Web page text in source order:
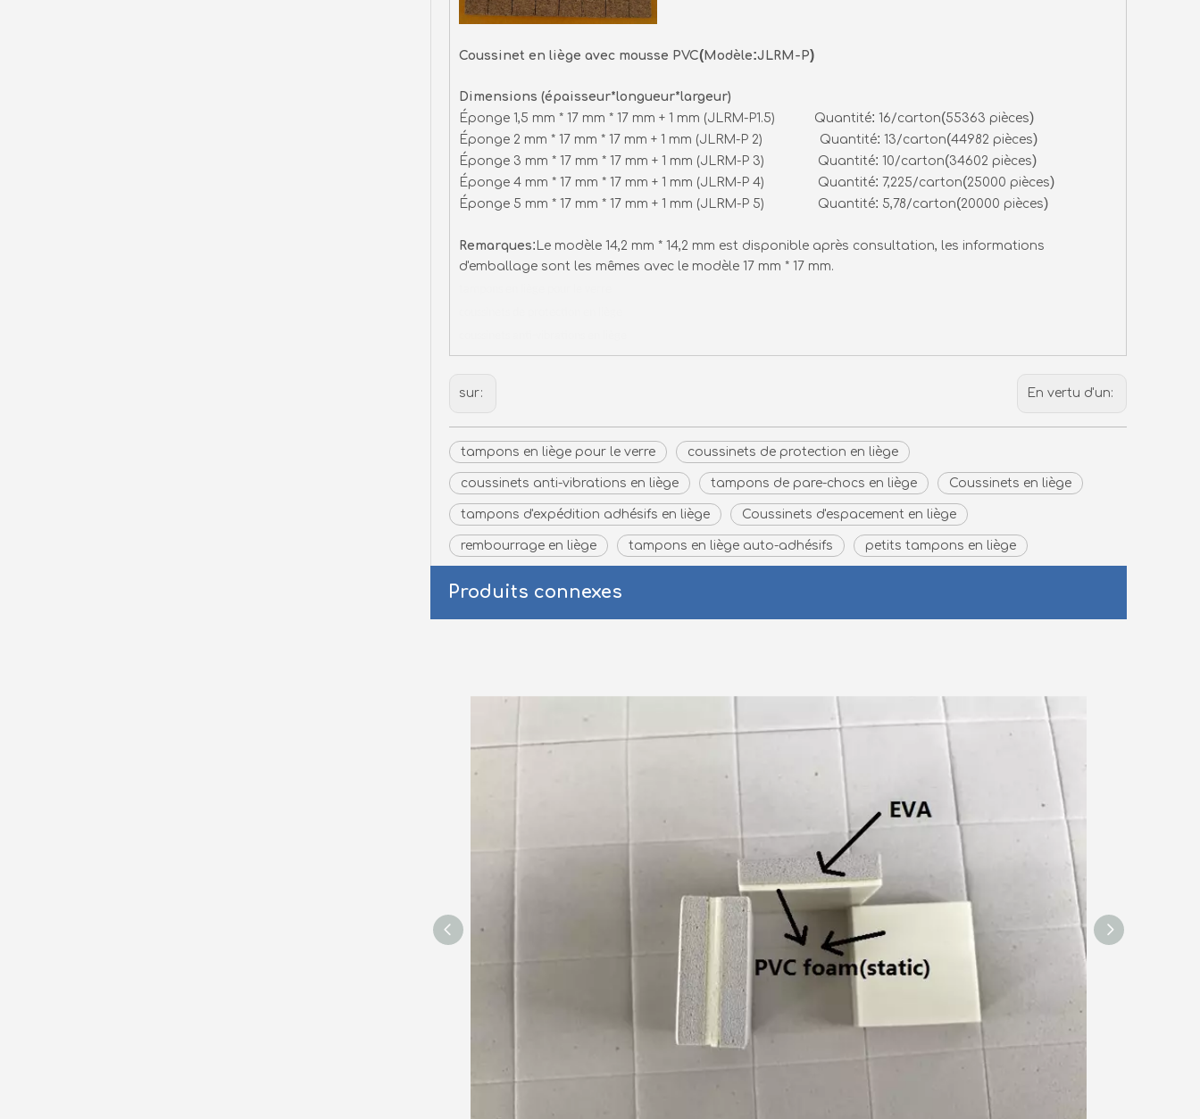
Coussinet en liège avec mousse PVC( Modèle:JLRM-P)
Dimensions (épaisseur*longueur*largeur)
Éponge 1,5 mm * 17 mm * 17 mm + 1 mm (JLRM-P1.5) Quantité: 16/carton(55363 pièces)
Éponge 2 mm * 17 mm * 17 mm + 1 mm (JLRM-P 2) Quantité: 13/carton(44982 pièces)
Éponge 3 mm * 17 mm * 17 mm + 1 mm (JLRM-P 3) Quantité: 10/carton(34602 pièces)
Éponge 4 mm * 17 mm * 17 mm + 1 mm (JLRM-P 4) Quantité: 7,225/carton(25000 pièces)
Éponge 5 mm * 17 mm * 17 mm + 1 mm (JLRM-P 5) Quantité: 5,78/carton(20000 pièces)
Remarques: Le modèle 14,2 mm * 14,2 mm est disponible après consultation, les informations
d'emballage sont les mêmes avec le modèle 17 mm * 17 mm.
sur: En vertu d'un:
tampons en liège pour le verre coussinets de protection en liège
coussinets anti-vibrations en liège tampons de pare-chocs en liège Coussinets en liège
tampons d'expédition adhésifs en liège Coussinets d'espacement en liège
rembourrage en liège tampons en liège auto-adhésifs petits tampons en liège
Produits connexes